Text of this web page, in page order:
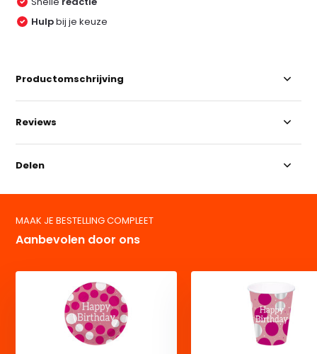
Hulpbij je keuze
Productomschrijving
Reviews
Delen
MAAK JE BESTELLING COMPLEET
Aanbevolen door ons